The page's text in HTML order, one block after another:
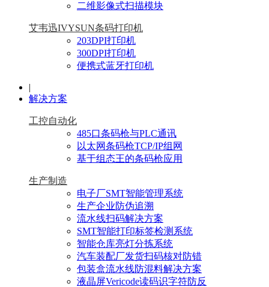
二维影像式扫描模块
艾韦迅IVYSUN条码打印机
203DPI打印机
300DPI打印机
便携式蓝牙打印机
|
解决方案
工控自动化
485口条码枪与PLC通讯
以太网条码枪TCP/IP组网
基于组态王的条码枪应用
生产制造
电子厂SMT智能管理系统
生产企业防伪追溯
流水线扫码解决方案
SMT智能打印标签检测系统
智能仓库亮灯分拣系统
汽车装配厂发货扫码核对防错
包装盒流水线防混料解决方案
液晶屏Vericode读码识字符防反